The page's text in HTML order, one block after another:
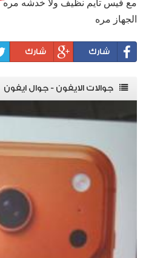
مع فيس تايم نظيف ولا خدشه
الجهاز مره
شارك شارك
جوالات الايفون - جوال ايفون